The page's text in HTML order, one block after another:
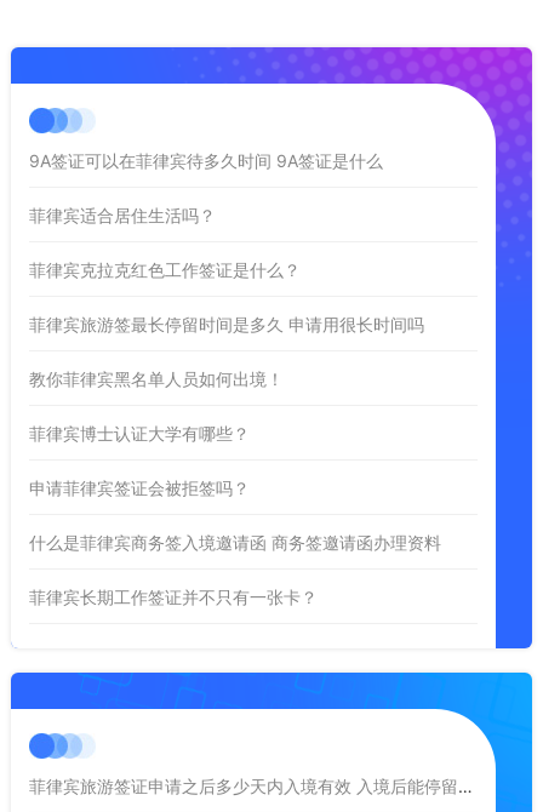
9A签证可以在菲律宾待多久时间 9A签证是什么
菲律宾适合居住生活吗？
菲律宾克拉克红色工作签证是什么？
菲律宾旅游签最长停留时间是多久 申请用很长时间吗
教你菲律宾黑名单人员如何出境！
菲律宾博士认证大学有哪些？
申请菲律宾签证会被拒签吗？
什么是菲律宾商务签入境邀请函 商务签邀请函办理资料
菲律宾长期工作签证并不只有一张卡？
菲律宾旅游签证申请之后多少天内入境有效 入境后能停留多久